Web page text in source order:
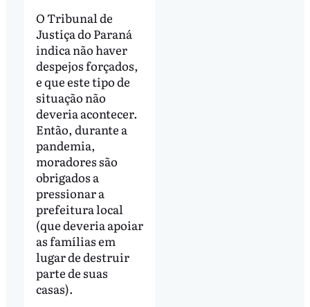
O Tribunal de
Justiça do Paraná
indica não haver
despejos forçados,
e que este tipo de
situação não
deveria acontecer.
Então, durante a
pandemia,
moradores são
obrigados a
pressionar a
prefeitura local
(que deveria apoiar
as famílias em
lugar de destruir
parte de suas
casas).